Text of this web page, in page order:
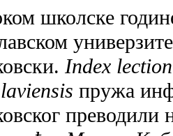
школске
Index
пружа